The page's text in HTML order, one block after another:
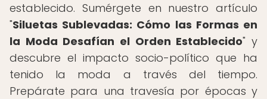
establecido. Sumérgete en nuestro artículo
"Siluetas Sublevadas: Cómo las Formas en
la Moda Desafían el Orden Establecido" y
descubre el impacto socio-político que ha
tenido la moda a través del tiempo.
Prepárate para una travesía por épocas y